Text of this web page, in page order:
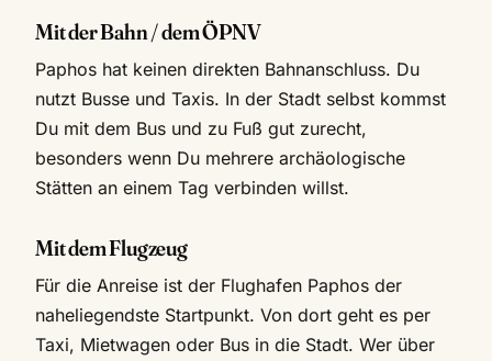
Mit der Bahn / dem ÖPNV
Paphos hat keinen direkten Bahnanschluss. Du
nutzt Busse und Taxis. In der Stadt selbst kommst
Du mit dem Bus und zu Fuß gut zurecht,
besonders wenn Du mehrere archäologische
Stätten an einem Tag verbinden willst.
Mit dem Flugzeug
Für die Anreise ist der Flughafen Paphos der
naheliegendste Startpunkt. Von dort geht es per
Taxi, Mietwagen oder Bus in die Stadt. Wer über